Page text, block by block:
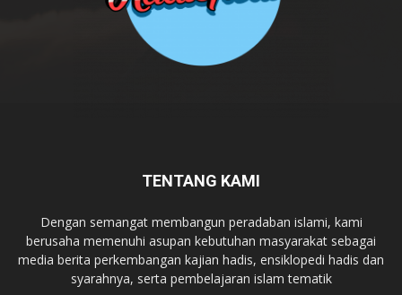
TENTANG KAMI
Dengan semangat membangun peradaban islami, kami
berusaha memenuhi asupan kebutuhan masyarakat sebagai
media berita perkembangan kajian hadis, ensiklopedi hadis dan
syarahnya, serta pembelajaran islam tematik